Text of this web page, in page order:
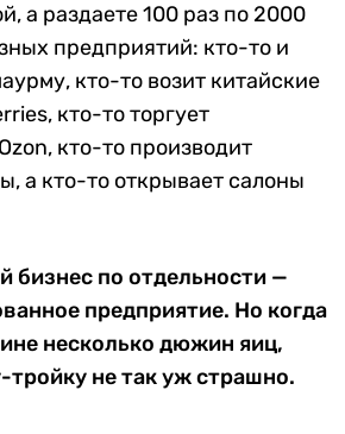
а раздаете 100 раз по 2000
предприятий: кто-то и
кто-то возит китайские
кто-то торгует
кто-то производит
а кто-то открывает салоны
бизнес по отдельности —
предприятие. Но когда
несколько дюжин яиц,
тройку не так уж страшно.